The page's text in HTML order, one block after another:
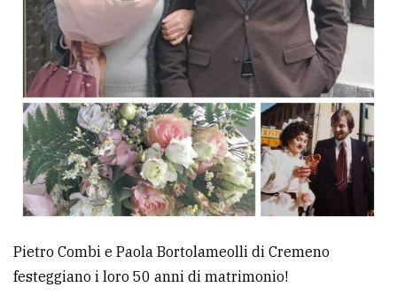
Ricerca
avanzata
LE
ALTRE
TESTATE
PRIVACY
Pietro Combi e Paola Bortolameolli di Cremeno
festeggiano i loro 50 anni di matrimonio!